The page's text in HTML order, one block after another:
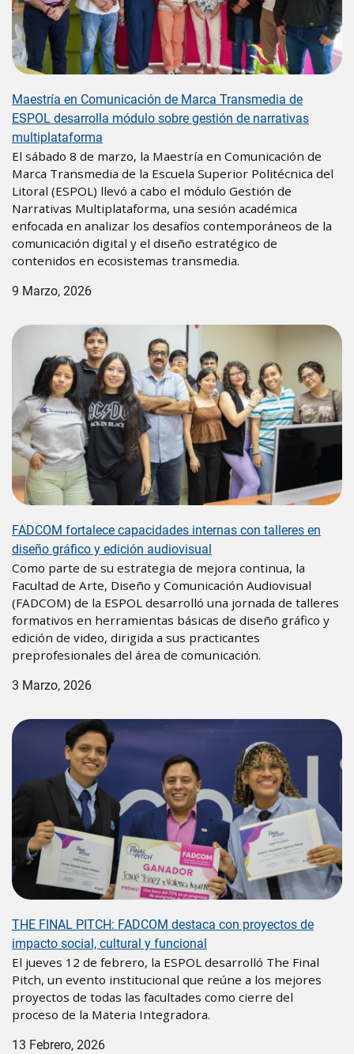
Maestría en Comunicación de Marca Transmedia de
ESPOL desarrolla módulo sobre gestión de narrativas
multiplataforma
El sábado 8 de marzo, la Maestría en Comunicación de
Marca Transmedia de la Escuela Superior Politécnica del
Litoral (ESPOL) llevó a cabo el módulo Gestión de
Narrativas Multiplataforma, una sesión académica
enfocada en analizar los desafíos contemporáneos de la
comunicación digital y el diseño estratégico de
contenidos en ecosistemas transmedia.
9 Marzo, 2026
FADCOM fortalece capacidades internas con talleres en
diseño gráfico y edición audiovisual
Como parte de su estrategia de mejora continua, la
Facultad de Arte, Diseño y Comunicación Audiovisual
(FADCOM) de la ESPOL desarrolló una jornada de talleres
formativos en herramientas básicas de diseño gráfico y
edición de video, dirigida a sus practicantes
preprofesionales del área de comunicación.
3 Marzo, 2026
Image
THE FINAL PITCH: FADCOM destaca con proyectos de
impacto social, cultural y funcional
El jueves 12 de febrero, la ESPOL desarrolló The Final
Pitch, un evento institucional que reúne a los mejores
proyectos de todas las facultades como cierre del
proceso de la Materia Integradora.
13 Febrero, 2026